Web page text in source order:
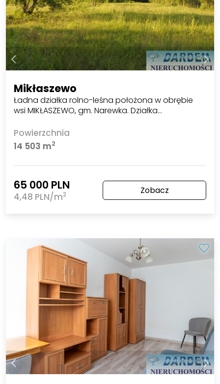
Mikłaszewo
Ładna działka rolno-leśna położona w obrębie
wsi MIKŁASZEWO, gm. Narewka. Działka…
Powierzchnia
14 503 m2
65 000 PLN
4,48 PLN/m2 Zobacz